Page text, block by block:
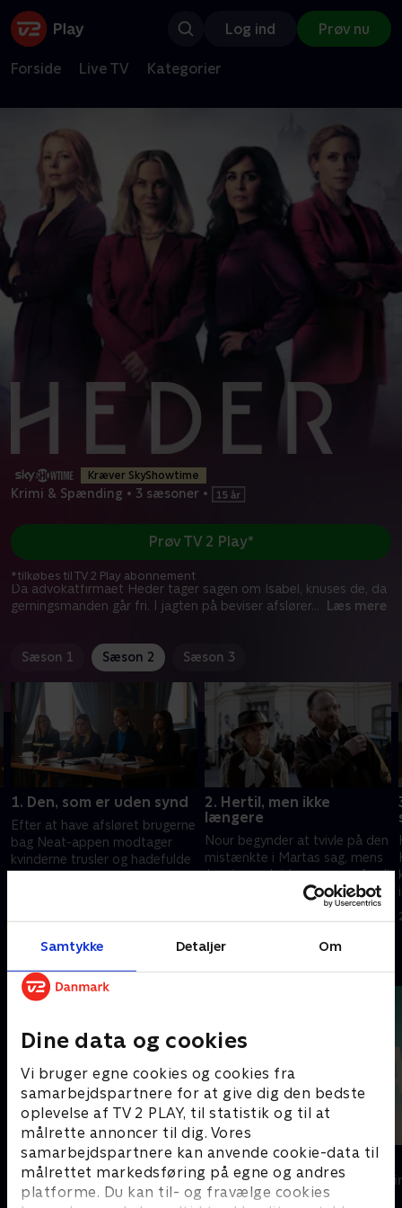
Samtykke Detaljer Om
Dine data og cookies
Vi bruger egne cookies og cookies fra
samarbejdspartnere for at give dig den bedste
oplevelse af TV 2 PLAY, til statistik og til at
målrette annoncer til dig. Vores
samarbejdspartnere kan anvende cookie-data til
målrettet markedsføring på egne og andres
platforme. Du kan til- og fravælge cookies
Log ind Prøv nu
Forside Live TV Kategorier
Kræver SkyShowtime
Krimi & Spænding • 3 sæsoner •
Da advokatfirmaet Heder tager sagen om Isabel, knuses de, da
gerningsmanden går fri. I jagten på beviser afslører... Læs mere
Prøv TV 2 Play*
*tilkøbes til TV 2 Play abonnement
Sæson 1 Sæson 2 Sæson 3
1. Den, som er uden synd
Efter at have afsløret brugerne
bag Neat-appen modtager
kvinderne trusler og hadefulde
2. Hertil, men ikke
længere
Nour begynder at tvivle på den
mistænkte i Martas sag, mens
Janni overskrider grænser, fordi
hun bliver personligt involveret.
Top Dog
Krimi & Spænding • 1 sæsoner
The Au Pair
Krimi &